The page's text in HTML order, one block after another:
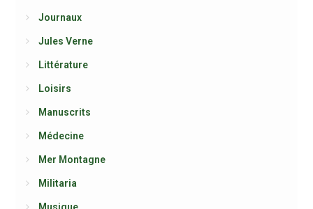
Journaux
Jules Verne
Littérature
Loisirs
Manuscrits
Médecine
Mer Montagne
Militaria